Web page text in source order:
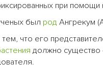
при
был род Ангрекум
что его
должно существо